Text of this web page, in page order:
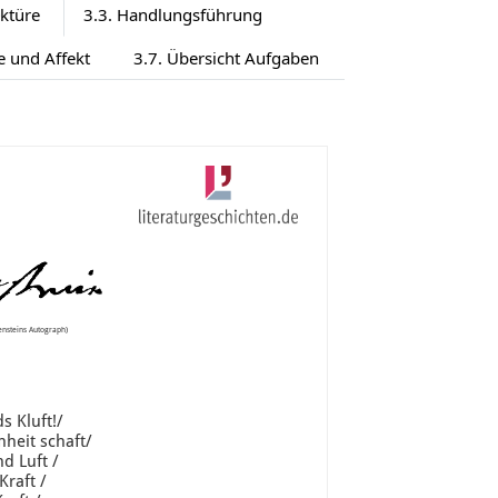
3.3. Handlungsführung
und Affekt 3.7. Übersicht Aufgaben